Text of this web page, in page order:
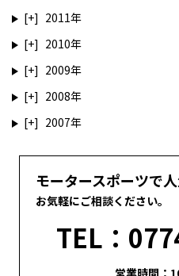
2011
2010
2009
2008
2007
モータースポーツで
お気軽にご相談ください。
TEL：
営業時間：